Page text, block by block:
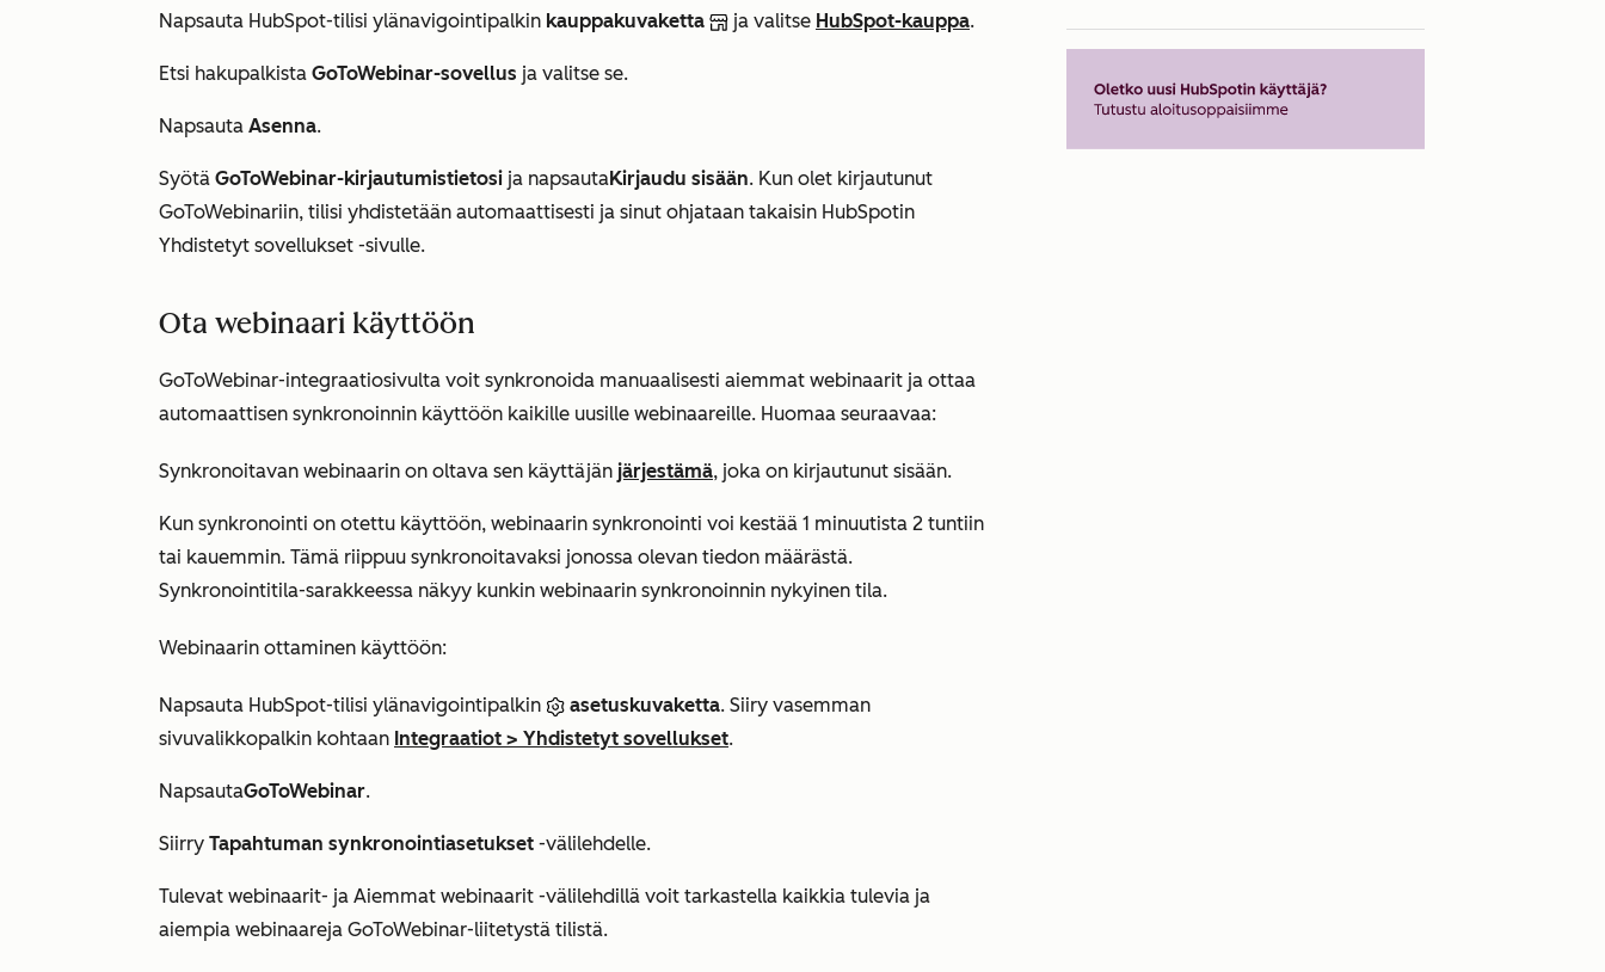
Napsauta HubSpot-tilisi ylänavigointipalkin kauppakuvaketta ja valitse HubSpot-kauppa.
Etsi hakupalkista GoToWebinar-sovellus ja valitse se.
Napsauta Asenna.
Syötä GoToWebinar-kirjautumistietosi ja napsautaKirjaudu sisään. Kun olet kirjautunut
GoToWebinariin, tilisi yhdistetään automaattisesti ja sinut ohjataan takaisin HubSpotin
Yhdistetyt sovellukset -sivulle.
Ota webinaari käyttöön
GoToWebinar-integraatiosivulta voit synkronoida manuaalisesti aiemmat webinaarit ja ottaa
automaattisen synkronoinnin käyttöön kaikille uusille webinaareille. Huomaa seuraavaa:
Synkronoitavan webinaarin on oltava sen käyttäjän järjestämä, joka on kirjautunut sisään.
Kun synkronointi on otettu käyttöön, webinaarin synkronointi voi kestää 1 minuutista 2 tuntiin
tai kauemmin. Tämä riippuu synkronoitavaksi jonossa olevan tiedon määrästä.
Synkronointitila-sarakkeessa näkyy kunkin webinaarin synkronoinnin nykyinen tila.
Webinaarin ottaminen käyttöön:
Napsauta HubSpot-tilisi ylänavigointipalkin asetuskuvaketta. Siiry vasemman
sivuvalikkopalkin kohtaan Integraatiot > Yhdistetyt sovellukset.
NapsautaGoToWebinar.
Siirry Tapahtuman synkronointiasetukset -välilehdelle.
Tulevat webinaarit- ja Aiemmat webinaarit -välilehdillä voit tarkastella kaikkia tulevia ja
aiempia webinaareja GoToWebinar-liitetystä tilistä.